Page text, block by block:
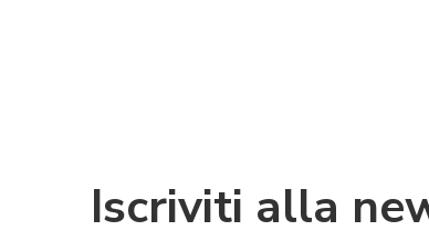
Iscriviti alla